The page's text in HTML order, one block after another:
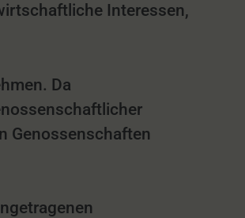
Interessen,
Da
Genossenschaften